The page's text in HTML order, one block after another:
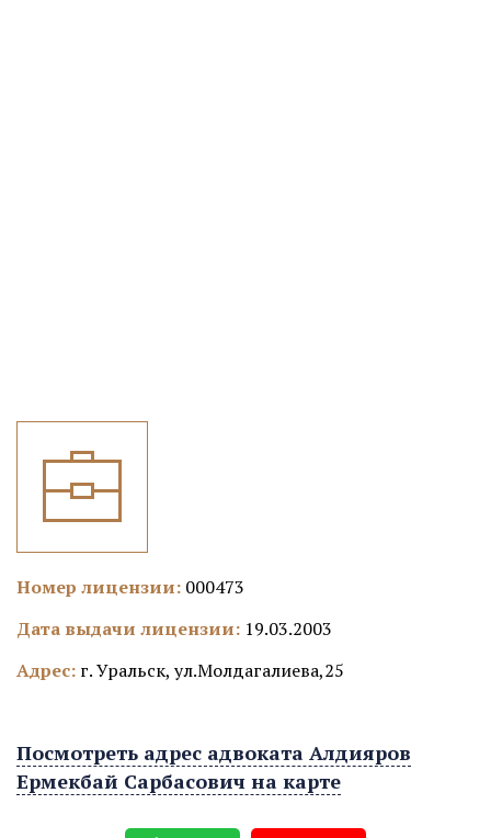
Номер лицензии: 000473
Дата выдачи лицензии: 19.03.2003
Адрес: г. Уральск, ул.Молдагалиева,25
Посмотреть адрес адвоката Алдияров
Ермекбай Сарбасович на карте